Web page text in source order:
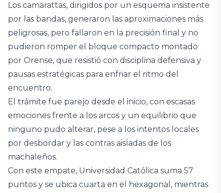
Los camarattas, dirigidos por un esquema insistente
por las bandas, generaron las aproximaciones más
peligrosas, pero fallaron en la precisión final y no
pudieron romper el bloque compacto montado
por Orense, que resistió con disciplina defensiva y
pausas estratégicas para enfriar el ritmo del
encuentro.
El trámite fue parejo desde el inicio, con escasas
emociones frente a los arcos y un equilibrio que
ninguno pudo alterar, pese a los intentos locales
por desbordar y las contras aisladas de los
machaleños.
Con este empate, Universidad Católica suma 57
puntos y se ubica cuarta en el hexagonal, mientras